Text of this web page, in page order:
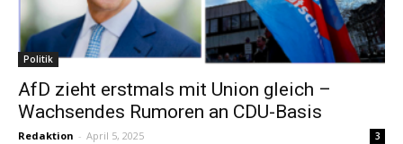
Politik
AfD zieht erstmals mit Union gleich –
Wachsendes Rumoren an CDU-Basis
Redaktion - April 5, 2025 3